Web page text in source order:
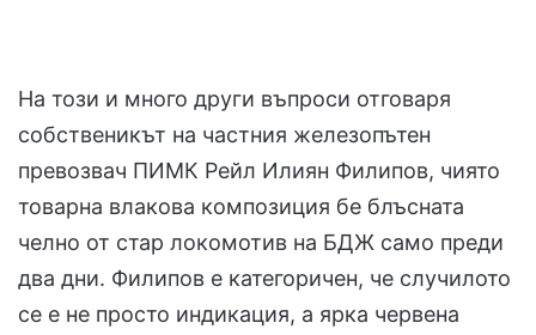
На този и много други въпроси отговаря
собственикът на частния железопътен
превозвач ПИМК Рейл Илиян Филипов, чиято
товарна влакова композиция бе блъсната
челно от стар локомотив на БДЖ само преди
два дни. Филипов е категоричен, че случилото
се е не просто индикация, а ярка червена